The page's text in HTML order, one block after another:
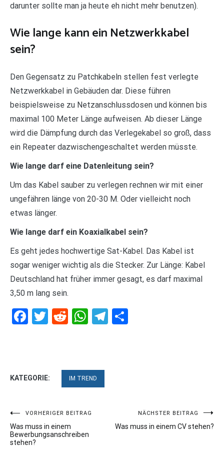
darunter sollte man ja heute eh nicht mehr benutzen).
Wie lange kann ein Netzwerkkabel
sein?
Den Gegensatz zu Patchkabeln stellen fest verlegte
Netzwerkkabel in Gebäuden dar. Diese führen
beispielsweise zu Netzanschlussdosen und können bis
maximal 100 Meter Länge aufweisen. Ab dieser Länge
wird die Dämpfung durch das Verlegekabel so groß, dass
ein Repeater dazwischengeschaltet werden müsste.
Wie lange darf eine Datenleitung sein?
Um das Kabel sauber zu verlegen rechnen wir mit einer
ungefähren länge von 20-30 M. Oder vielleicht noch
etwas länger.
Wie lange darf ein Koaxialkabel sein?
Es geht jedes hochwertige Sat-Kabel. Das Kabel ist
sogar weniger wichtig als die Stecker. Zur Länge: Kabel
Deutschland hat früher immer gesagt, es darf maximal
3,50 m lang sein.
Facebook
Twitter
RedditWhatsApp
Telegram
KATEGORIE: IM TREND
Beitragsnavigation
VORHERIGER BEITRAG
Was muss in einem
Bewerbungsanschreiben
stehen?
NÄCHSTER BEITRAG
Was muss in einem CV stehen?